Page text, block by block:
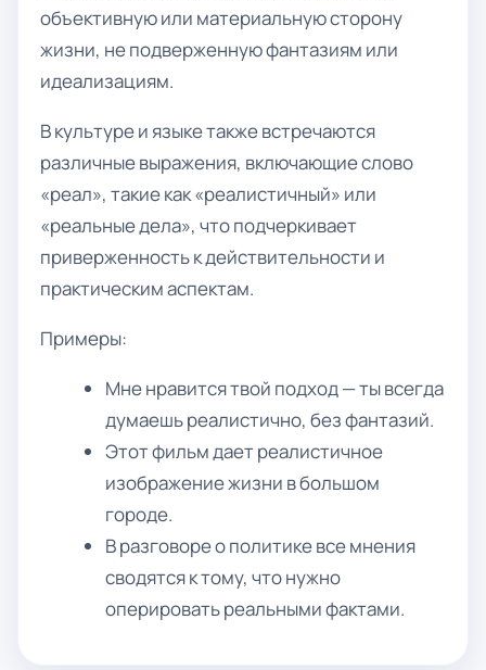
объективную или материальную сторону
жизни, не подверженную фантазиям или
идеализациям.
В культуре и языке также встречаются
различные выражения, включающие слово
«реал», такие как «реалистичный» или
«реальные дела», что подчеркивает
приверженность к действительности и
практическим аспектам.
Примеры:
Мне нравится твой подход — ты всегда
думаешь реалистично, без фантазий.
Этот фильм дает реалистичное
изображение жизни в большом
городе.
В разговоре о политике все мнения
сводятся к тому, что нужно
оперировать реальными фактами.